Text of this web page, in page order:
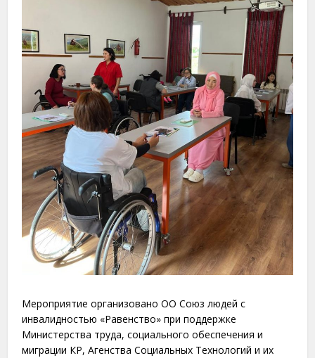
Мероприятие организовано ОО Союз людей с
инвалидностью «Равенство» при поддержке
Министерства труда, социального обеспечения и
миграции КР, Агенства Социальных Технологий и их